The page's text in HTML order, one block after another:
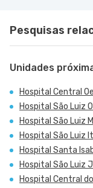
Pesquisas
Unidades
Hospital Central
Hospital São Luiz
Hospital São Luiz
Hospital São Luiz
Hospital Santa
Hospital São Luiz
Hospital Central